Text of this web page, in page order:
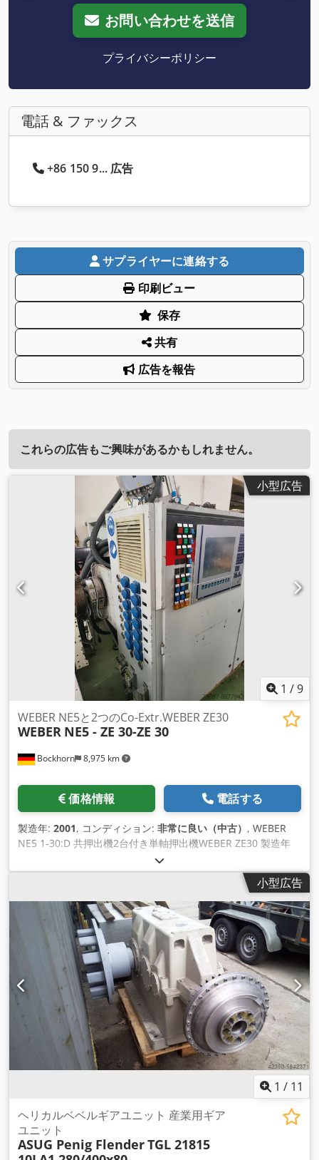
お問い合わせを送信
プライバシーポリシー
電話 & ファックス
+86 150 9... 広告
サプライヤーに連絡する
印刷ビュー
保存
共有
広告を報告
これらの広告もご興味があるかもしれません。
小型広告
1 /9
Bockhorn 8,975 km
WEBER NE5と2つのCo-Extr.WEBER ZE30
WEBER NE5 - ZE 30-ZE 30
価格情報 電話する
製造年: 2001, コンディション: 非常に良い（中古） , WEBER
NE5 1-30:D 共押出機2台付き単軸押出機WEBER ZE30 製造年
2001年 吐出量 約200 kg/h スクリュー径 50 mm 用途：PE、
PP、三角パイプ、またはパイプのラッピング、ストリップの塗
布 システムは加熱パイプを製造している 状態: 非常に良い 2個
WEBER ZE30 Co-Extr. スクリュー径 30mm 三層パイプシステ
ムは私の財産である 場所 ザハール エクストルージョン マシネ
ン Dcsdpfx Abohy Tp Ds Aek D-26345 ボックホルン/グラブス
テーデ, ドイツ
小型広告
1 / 11
ヘリカルベベルギアユニット 産業用ギア
ユニット
ASUG Penig FlenderTGL 21815